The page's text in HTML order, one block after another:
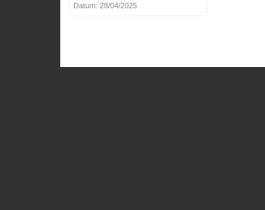
Datum: 28/04/2025